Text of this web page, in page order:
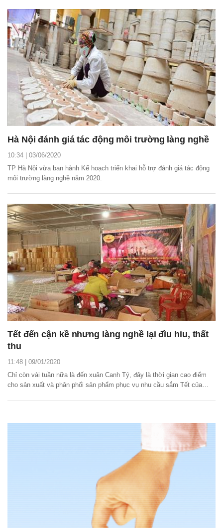
Hà Nội đánh giá tác động môi trường làng nghề
10:34 | 03/06/2020
TP Hà Nội vừa ban hành Kế hoạch triển khai hỗ trợ đánh giá tác động
môi trường làng nghề năm 2020.
Tết đến cận kề nhưng làng nghề lại đìu hiu, thất
thu
11:48 | 09/01/2020
Chỉ còn vài tuần nữa là đến xuân Canh Tý, đây là thời gian cao điểm
cho sản xuất và phân phối sản phẩm phục vụ nhu cầu sắm Tết của